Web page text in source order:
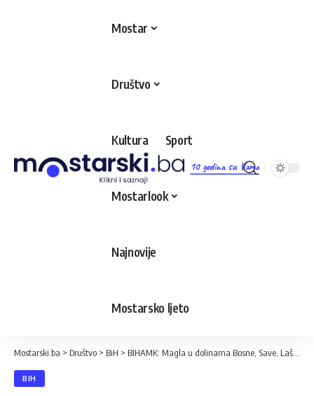
10 godina sa Vama
Mostar
Društvo
Kultura Sport
Mostarlook
Najnovije
Mostarsko ljeto
Mostarski.ba > Društvo > BiH > BIHAMK: Magla u dolinama Bosne, Save, Lašve i Vrbasa
BIH